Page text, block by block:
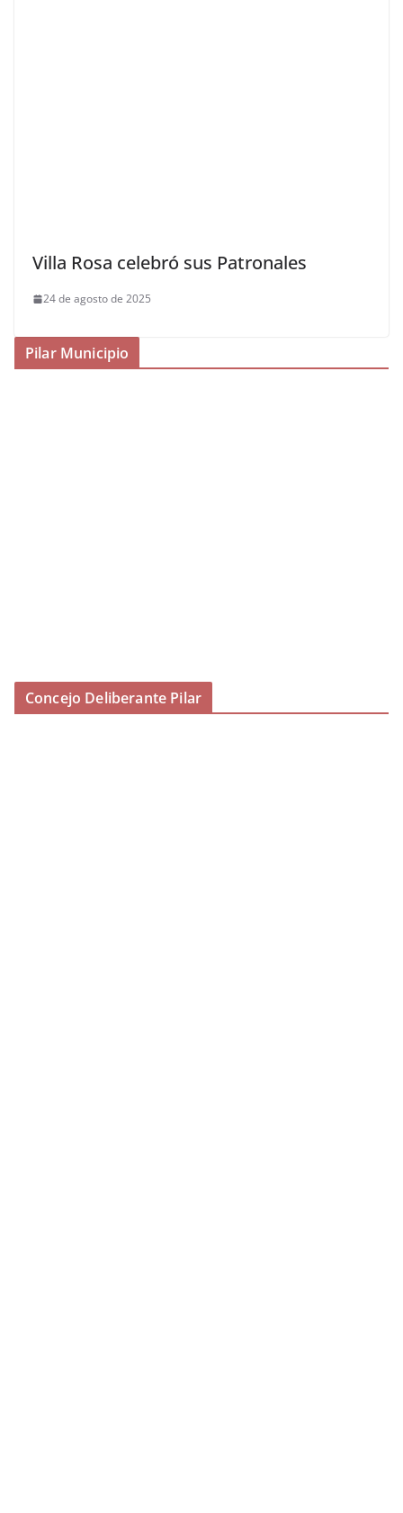
Villa Rosa celebró sus Patronales
24 de agosto de 2025
Pilar Municipio
Concejo Deliberante Pilar